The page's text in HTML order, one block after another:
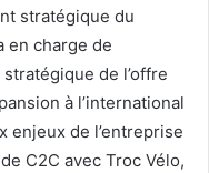
stratégique du
en charge de
de l’offre
à l’international
enjeux de l’entreprise
C2C avec Troc Vélo,